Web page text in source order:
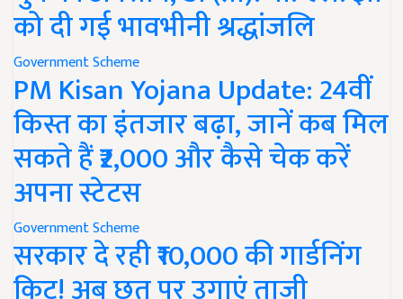
को दी गई भावभीनी श्रद्धांजलि
Government Scheme
PM Kisan Yojana Update: 24वीं
किस्त का इंतजार बढ़ा, जानें कब मिल
सकते हैं ₹2,000 और कैसे चेक करें
अपना स्टेटस
Government Scheme
सरकार दे रही ₹10,000 की गार्डनिंग